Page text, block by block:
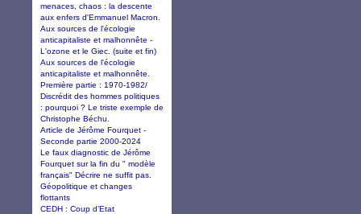
menaces, chaos : la descente
aux enfers d'Emmanuel Macron.
Aux sources de l'écologie
anticapitaliste et malhonnête -
L'ozone et le Giec. (suite et fin)
Aux sources de l'écologie
anticapitaliste et malhonnête.
Première partie : 1970-1982/
Discrédit des hommes politiques
: pourquoi ? Le triste exemple de
Christophe Béchu.
Article de Jérôme Fourquet -
Seconde partie 2000-2024
Le faux diagnostic de Jérôme
Fourquet sur la fin du " modèle
français" Décrire ne suffit pas.
Géopolitique et changes
flottants
CEDH : Coup d’Etat